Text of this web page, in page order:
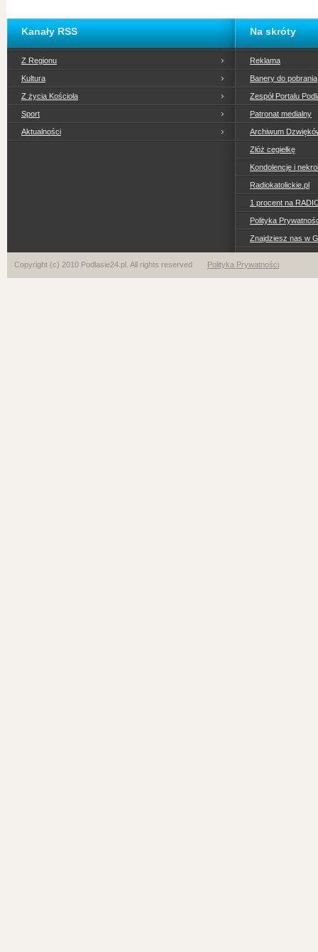
Kanały RSS
Z Regionu
Kultura
Z życia Kościoła
Sport
Aktualności
Na skróty
Reklama
Banery do pobrania
Zespół Portalu
Patronat medialny
Archiwum
Złóż cegiełkę
Kondolencje i
Radiokatolickie.pl
1 procent na
Polityka
Znajdziesz nas w
Copyright (c) 2010 Podlasie24.pl. All rights reserved Polityka Prywatności